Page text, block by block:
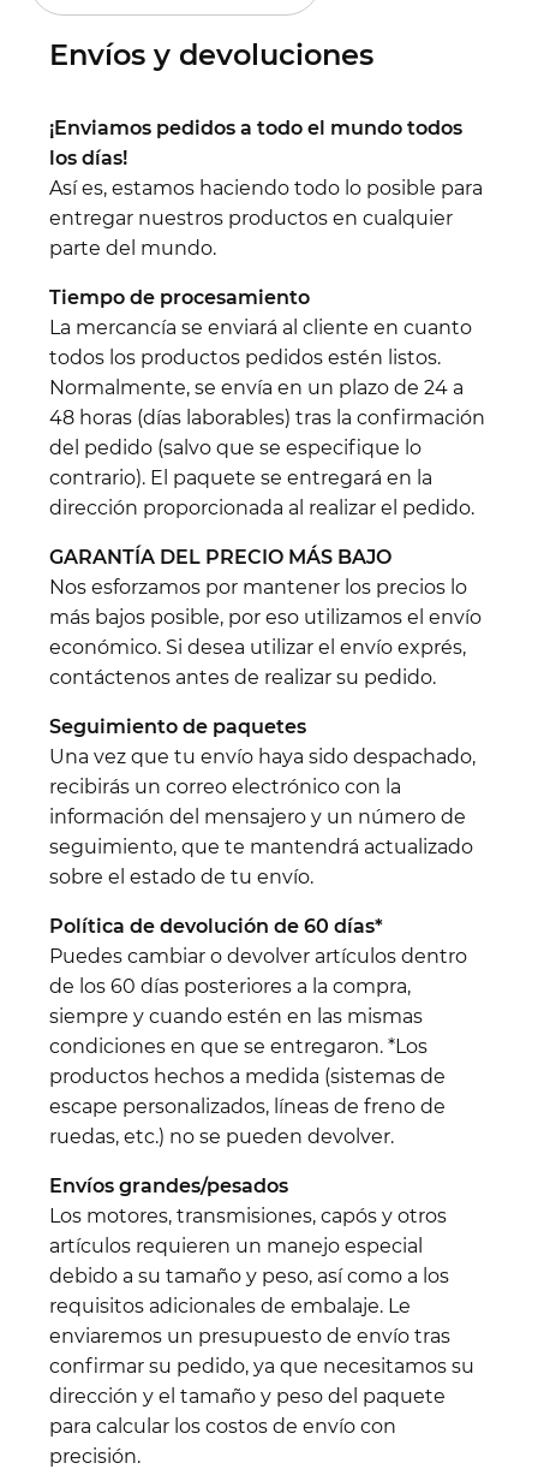
Envíos y devoluciones
¡Enviamos pedidos a todo el mundo todos
los días!
Así es, estamos haciendo todo lo posible para
entregar nuestros productos en cualquier
parte del mundo.
Tiempo de procesamiento
La mercancía se enviará al cliente en cuanto
todos los productos pedidos estén listos.
Normalmente, se envía en un plazo de 24 a
48 horas (días laborables) tras la confirmación
del pedido (salvo que se especifique lo
contrario). El paquete se entregará en la
dirección proporcionada al realizar el pedido.
GARANTÍA DEL PRECIO MÁS BAJO
Nos esforzamos por mantener los precios lo
más bajos posible, por eso utilizamos el envío
económico. Si desea utilizar el envío exprés,
contáctenos antes de realizar su pedido.
Seguimiento de paquetes
Una vez que tu envío haya sido despachado,
recibirás un correo electrónico con la
información del mensajero y un número de
seguimiento, que te mantendrá actualizado
sobre el estado de tu envío.
Política de devolución de 60 días*
Puedes cambiar o devolver artículos dentro
de los 60 días posteriores a la compra,
siempre y cuando estén en las mismas
condiciones en que se entregaron. *Los
productos hechos a medida (sistemas de
escape personalizados, líneas de freno de
ruedas, etc.) no se pueden devolver.
Envíos grandes/pesados
Los motores, transmisiones, capós y otros
artículos requieren un manejo especial
debido a su tamaño y peso, así como a los
requisitos adicionales de embalaje. Le
enviaremos un presupuesto de envío tras
confirmar su pedido, ya que necesitamos su
dirección y el tamaño y peso del paquete
para calcular los costos de envío con
precisión.